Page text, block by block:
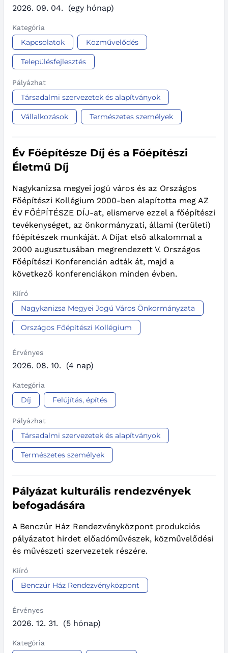
2026. 09. 04. (egy hónap)
Kategória
Kapcsolatok Közművelődés
Településfejlesztés
Pályázhat
Társadalmi szervezetek és alapítványok
Vállalkozások Természetes személyek
Év Főépítésze Díj és a Főépítészi
Életmű Díj
Nagykanizsa megyei jogú város és az Országos
Főépítészi Kollégium 2000-ben alapította meg AZ
ÉV FŐÉPÍTÉSZE DÍJ-at, elismerve ezzel a főépítészi
tevékenységet, az önkormányzati, állami (területi)
főépítészek munkáját. A Díjat első alkalommal a
2000 augusztusában megrendezett V. Országos
Főépítészi Konferencián adták át, majd a
következő konferenciákon minden évben.
Kiíró
Nagykanizsa Megyei Jogú Város Önkormányzata
Országos Főépítészi Kollégium
Érvényes
2026. 08. 10. (4 nap)
Kategória
Díj Felújítás, építés
Pályázhat
Társadalmi szervezetek és alapítványok
Természetes személyek
Pályázat kulturális rendezvények
befogadására
A Benczúr Ház Rendezvényközpont produkciós
pályázatot hirdet előadóművészek, közművelődési
és művészeti szervezetek részére.
Kiíró
Benczúr Ház Rendezvényközpont
Érvényes
2026. 12. 31. (5 hónap)
Kategória